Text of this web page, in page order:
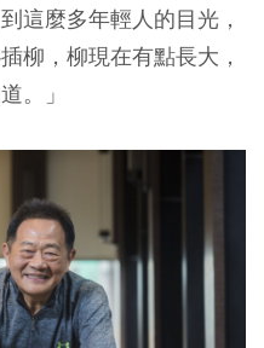
這麼多年輕人的目光，
柳，柳現在有點長大，
。」